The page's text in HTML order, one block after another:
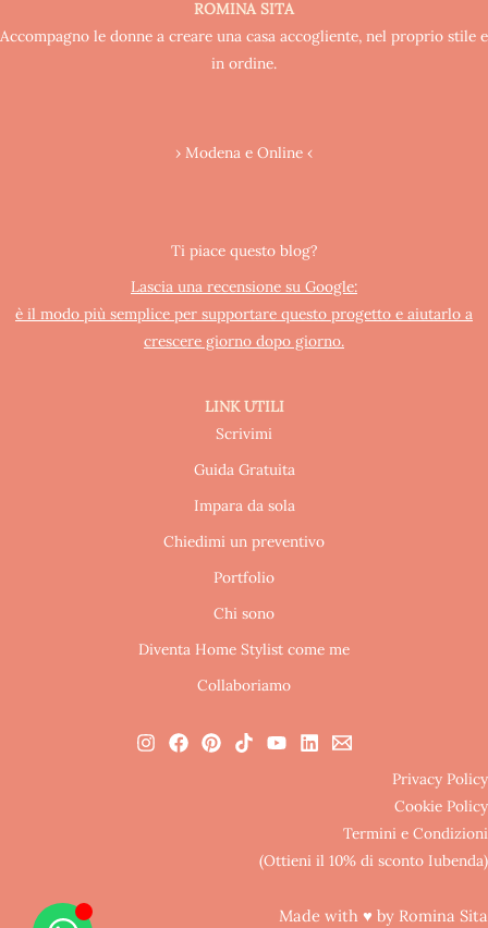
ROMINA SITA
Accompagno le donne a creare una casa accogliente, nel proprio stile e
in ordine.
› Modena e Online ‹
Ti piace questo blog?
Lascia una recensione su Google:
è il modo più semplice per supportare questo progetto e aiutarlo a
crescere giorno dopo giorno.
LINK UTILI
Scrivimi
Guida Gratuita
Impara da sola
Chiedimi un preventivo
Portfolio
Chi sono
Diventa Home Stylist come me
Collaboriamo
Privacy Policy
Cookie Policy
Termini e Condizioni
(Ottieni il 10% di sconto Iubenda)
Made with ♥ by Romina Sita